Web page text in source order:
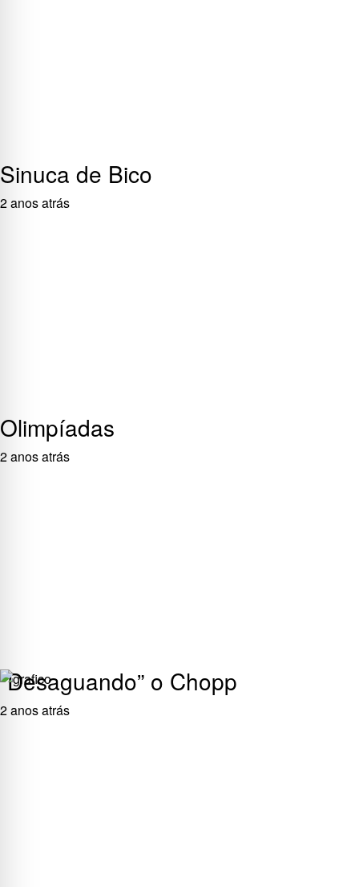
Sinuca de Bico
2 anos atrás
Olimpíadas
2 anos atrás
“Desaguando” o Chopp
2 anos atrás